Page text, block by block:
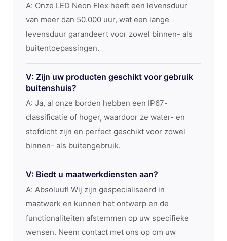
A: Onze LED Neon Flex heeft een levensduur
van meer dan 50.000 uur, wat een lange
levensduur garandeert voor zowel binnen- als
buitentoepassingen.
V: Zijn uw producten geschikt voor gebruik
buitenshuis?
A: Ja, al onze borden hebben een IP67-
classificatie of hoger, waardoor ze water- en
stofdicht zijn en perfect geschikt voor zowel
binnen- als buitengebruik.
V: Biedt u maatwerkdiensten aan?
A: Absoluut! Wij zijn gespecialiseerd in
maatwerk en kunnen het ontwerp en de
functionaliteiten afstemmen op uw specifieke
wensen. Neem contact met ons op om uw